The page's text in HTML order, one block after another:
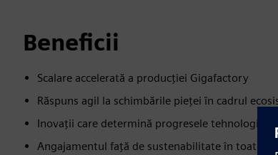
Beneficii
Scalare accelerată a producției Gigafactory
Răspuns agil la schimbările pieței în cadrul
Inovații care determină progresele tehnologiei
Angajamentul față de sustenabilitate în toate